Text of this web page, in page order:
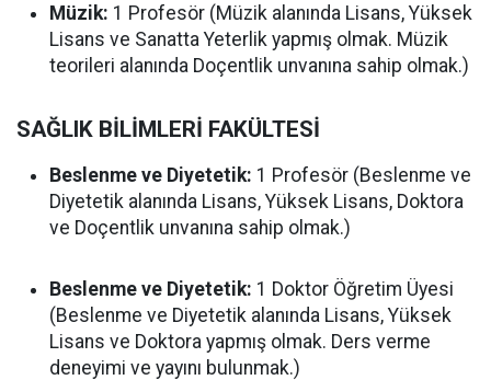
Müzik: 1 Profesör (Müzik alanında Lisans, Yüksek
Lisans ve Sanatta Yeterlik yapmış olmak. Müzik
teorileri alanında Doçentlik unvanına sahip olmak.)
SAĞLIK BİLİMLERİ FAKÜLTESİ
Beslenme ve Diyetetik: 1 Profesör (Beslenme ve
Diyetetik alanında Lisans, Yüksek Lisans, Doktora
ve Doçentlik unvanına sahip olmak.)
Beslenme ve Diyetetik: 1 Doktor Öğretim Üyesi
(Beslenme ve Diyetetik alanında Lisans, Yüksek
Lisans ve Doktora yapmış olmak. Ders verme
deneyimi ve yayını bulunmak.)